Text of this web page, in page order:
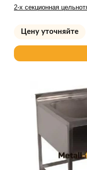
2-х секционная
Цену уточняйте